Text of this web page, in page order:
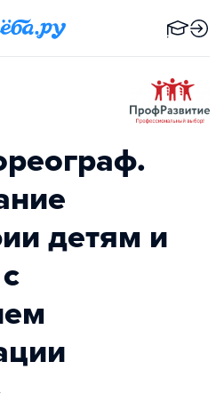
детям и